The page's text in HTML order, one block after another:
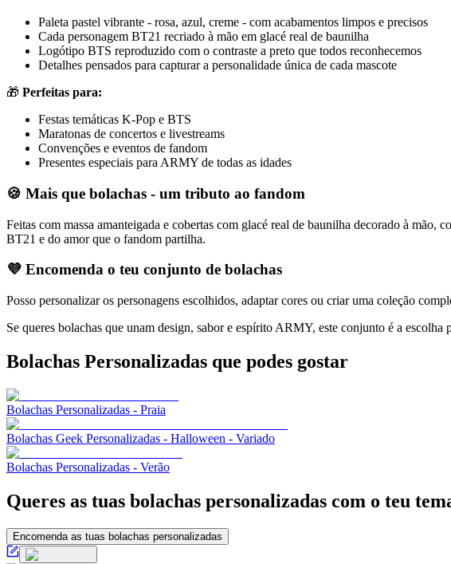
Paleta pastel vibrante - rosa, azul, creme - com acabamentos limpos e precisos
Cada personagem BT21 recriado à mão em glacé real de baunilha
Logótipo BTS reproduzido com o contraste a preto que todos reconhecemos
Detalhes pensados para capturar a personalidade única de cada mascote
🎁 Perfeitas para:
Festas temáticas K-Pop e BTS
Maratonas de concertos e livestreams
Convenções e eventos de fandom
Presentes especiais para ARMY de todas as idades
🍪 Mais que bolachas - um tributo ao fandom
Feitas com massa amanteigada e cobertas com glacé real de baunilha decorado à
BT21 e do amor que o fandom partilha.
💜 Encomenda o teu conjunto de bolachas
Posso personalizar os personagens escolhidos, adaptar cores ou criar uma coleção
Se queres bolachas que unam design, sabor e espírito ARMY, este conjunto é a
Bolachas Personalizadas que podes gostar
Bolachas Personalizadas - Praia
Bolachas Geek Personalizadas - Halloween - Variado
Bolachas Personalizadas - Verão
Queres as tuas bolachas personalizadas com o teu
Encomenda as tuas bolachas personalizadas